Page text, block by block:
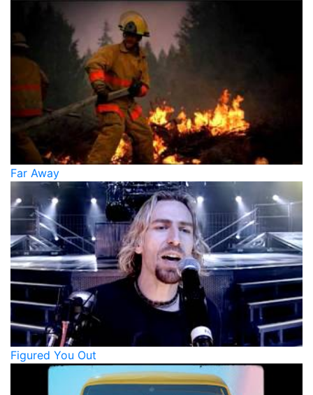
Far Away
Figured You Out